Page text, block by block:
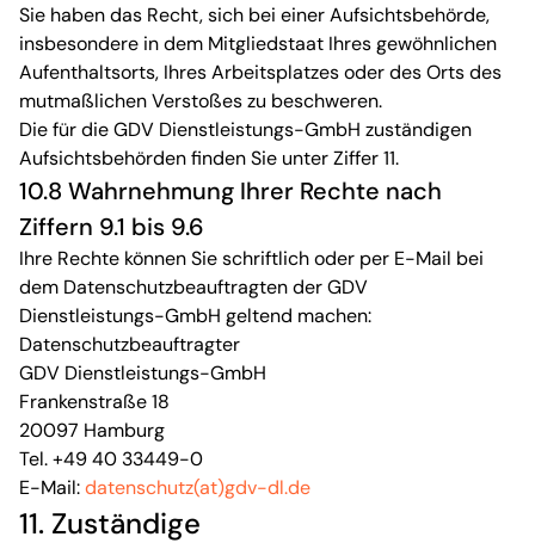
Sie haben das Recht, sich bei einer Aufsichtsbehörde,
insbesondere in dem Mitgliedstaat Ihres gewöhnlichen
Aufenthaltsorts, Ihres Arbeitsplatzes oder des Orts des
mutmaßlichen Verstoßes zu beschweren.
Die für die GDV Dienstleistungs-GmbH zuständigen
Aufsichtsbehörden finden Sie unter Ziffer 11.
10.8 Wahrnehmung Ihrer Rechte nach
Ziffern 9.1 bis 9.6
Ihre Rechte können Sie schriftlich oder per E-Mail bei
dem Datenschutzbeauftragten der GDV
Dienstleistungs-GmbH geltend machen:
Datenschutzbeauftragter
GDV Dienstleistungs-GmbH
Frankenstraße 18
20097 Hamburg
Tel. +49 40 33449-0
E-Mail:datenschutz(at)gdv-dl.de
11. Zuständige